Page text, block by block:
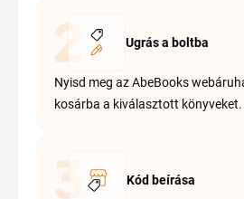
Ugrás a boltba
Nyisd meg az AbeBooks
kosárba a kiválasztott könyveket.
Kód beírása